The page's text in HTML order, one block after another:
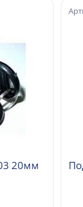
Замок шкафа-купе № 103 20мм